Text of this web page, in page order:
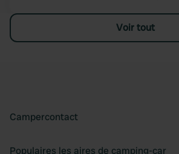
Voir tout
Campercontact
Populaires les aires de camping-car